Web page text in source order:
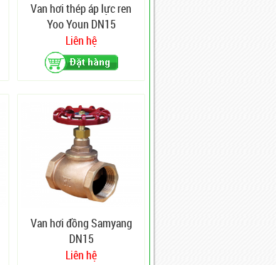
Van hơi thép áp lực ren
Yoo Youn DN15
Liên hệ
Van hơi đồng Samyang
DN15
Liên hệ